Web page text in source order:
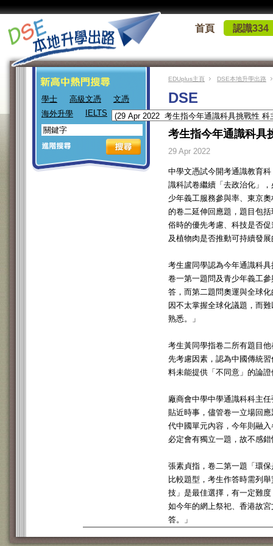
首頁 認識334
學士 高級文憑
文憑
海外升學
IELTS
EDUplus主頁 DSE本地升學出路
DSE
考生指今年通識科具
29 Apr 2022
中學文憑試今開考通識教育
識科試卷繼續「去政治化」
少年義工服務參與率、東京
的卷二延伸回應題，題目包
俗時的優先考慮、科技是否
及植物肉是否推動可持續發
考生盧同學認為今年通識科
卷一第一題問及青少年義工
答，而第二題問奧運與全球
因不太掌握全球化議題，而
熟悉。」
考生黃同學指卷二所有題目
先考慮因素，認為中國傳統
料未能提供「不同意」的論
廠商會中學中學通識科科主
貼近時事，儘管卷一立場回
代中國單元內容，今年則融
必定會有獨立一題，故不感
張素貞指，卷二第一題「環
比較題型，考生作答時需列
技」是最佳選擇，有一定難
如今年的網上祭祀、香港故
答。」